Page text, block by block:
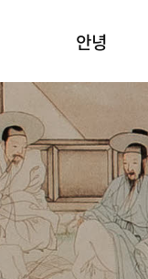
안녕